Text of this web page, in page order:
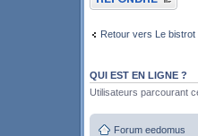
Retour vers Le bistrot
QUI EST EN LIGNE ?
Utilisateurs parcourant
Forum eedomus